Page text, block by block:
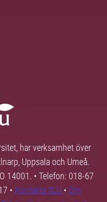
har verksamhet över
Uppsala och Umeå.
14001. • Telefon: 018-67
• Kontakta SLU • Om